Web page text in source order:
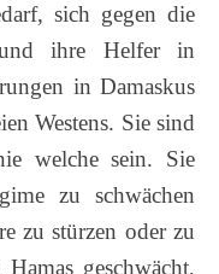
sich gegen die
ihre Helfer in
in Damaskus
Westens. Sie sind
welche sein. Sie
zu schwächen
zu stürzen oder zu
geschwächt,